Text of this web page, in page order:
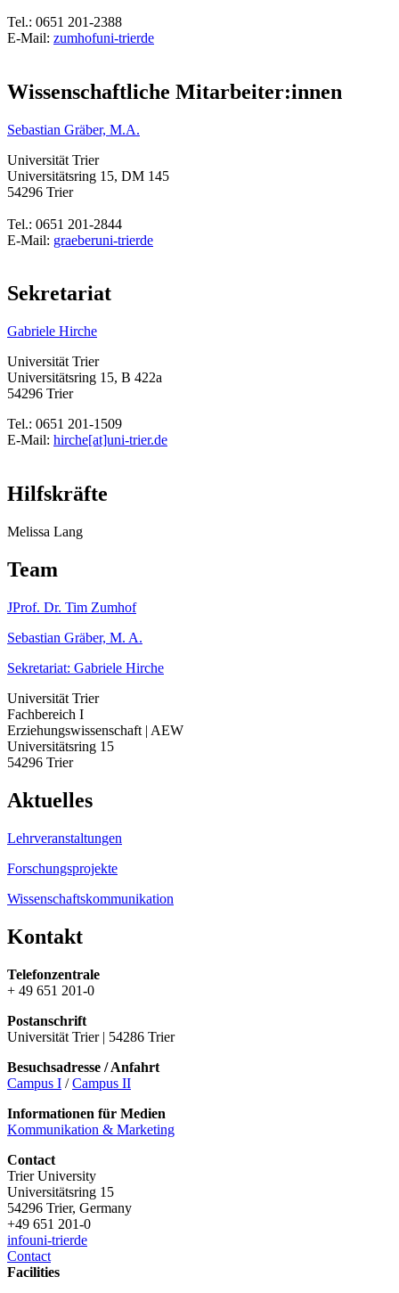
Tel.: 0651 201-2388
E-Mail: zumhofuni-trierde
Wissenschaftliche Mitarbeiter:innen
Sebastian Gräber, M.A.
Universität Trier
Universitätsring 15, DM 145
54296 Trier
Tel.: 0651 201-2844
E-Mail: graeberuni-trierde
Sekretariat
Gabriele Hirche
Universität Trier
Universitätsring 15, B 422a
54296 Trier
Tel.: 0651 201-1509
E-Mail: hirche[at]uni-trier.de
Hilfskräfte
Melissa Lang
Team
JProf. Dr. Tim Zumhof
Sebastian Gräber, M. A.
Sekretariat: Gabriele Hirche
Universität Trier
Fachbereich I
Erziehungswissenschaft | AEW
Universitätsring 15
54296 Trier
Aktuelles
Lehrveranstaltungen
Forschungsprojekte
Wissenschaftskommunikation
Kontakt
Telefonzentrale
+ 49 651 201-0
Postanschrift
Universität Trier | 54286 Trier
Besuchsadresse / Anfahrt
Campus I /Campus II
Informationen für Medien
Kommunikation & Marketing
Contact
Trier University
Universitätsring 15
54296 Trier, Germany
+49 651 201-0
infouni-trierde
Contact
Facilities